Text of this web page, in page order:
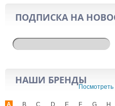
ПОДПИСКА НА
НАШИ БРЕНДЫ
Посмотреть
A B C D E F G H